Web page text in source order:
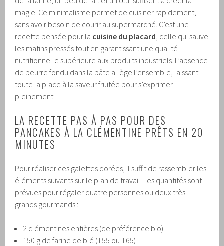
magie. Ce minimalisme permet de cuisiner rapidement,
sans avoir besoin de courir au supermarché. C’est une
recette pensée pour la cuisine du placard , celle qui sauve
les matins pressés tout en garantissant une qualité
nutritionnelle supérieure aux produits industriels. L’absence
de beurre fondu dans la pâte allège l’ensemble, laissant
toute la place à la saveur fruitée pour s’exprimer
pleinement.
LA RECETTE PAS À PAS POUR DES
PANCAKES À LA CLÉMENTINE PRÊTS EN 20
MINUTES
Pour réaliser ces galettes dorées, il suffit de rassembler les
éléments suivants sur le plan de travail. Les quantités sont
prévues pour régaler quatre personnes ou deux très
grands gourmands :
2 clémentines entières (de préférence bio)
150 g de farine de blé (T55 ou T65)